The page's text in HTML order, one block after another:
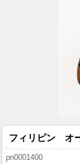
フィリピン オ
pn0001400